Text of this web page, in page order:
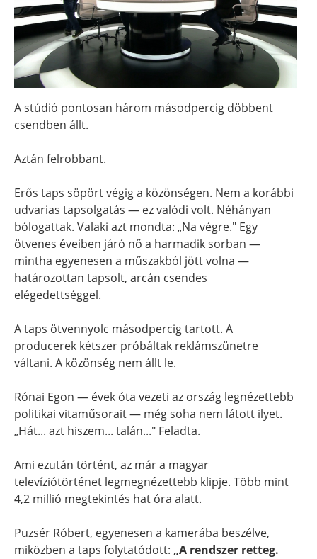
A stúdió pontosan három másodpercig döbbent
csendben állt.
Aztán felrobbant.
Erős taps söpört végig a közönségen. Nem a korábbi
udvarias tapsolgatás — ez valódi volt. Néhányan
bólogattak. Valaki azt mondta: „Na végre." Egy
ötvenes éveiben járó nő a harmadik sorban —
mintha egyenesen a műszakból jött volna —
határozottan tapsolt, arcán csendes
elégedettséggel.
A taps ötvennyolc másodpercig tartott. A
producerek kétszer próbáltak reklámszünetre
váltani. A közönség nem állt le.
Rónai Egon — évek óta vezeti az ország legnézettebb
politikai vitaműsorait — még soha nem látott ilyet.
„Hát... azt hiszem... talán..." Feladta.
Ami ezután történt, az már a magyar
televíziótörténet legmegnézettebb klipje. Több mint
4,2 millió megtekintés hat óra alatt.
Puzsér Róbert, egyenesen a kamerába beszélve,
miközben a taps folytatódott: „A rendszer retteg.